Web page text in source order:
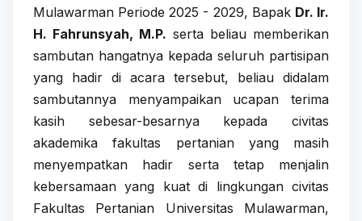
Mulawarman Periode 2025 - 2029, Bapak Dr. Ir.
H. Fahrunsyah, M.P. serta beliau memberikan
sambutan hangatnya kepada seluruh partisipan
yang hadir di acara tersebut, beliau didalam
sambutannya menyampaikan ucapan terima
kasih sebesar-besarnya kepada civitas
akademika fakultas pertanian yang masih
menyempatkan hadir serta tetap menjalin
kebersamaan yang kuat di lingkungan civitas
Fakultas Pertanian Universitas Mulawarman,